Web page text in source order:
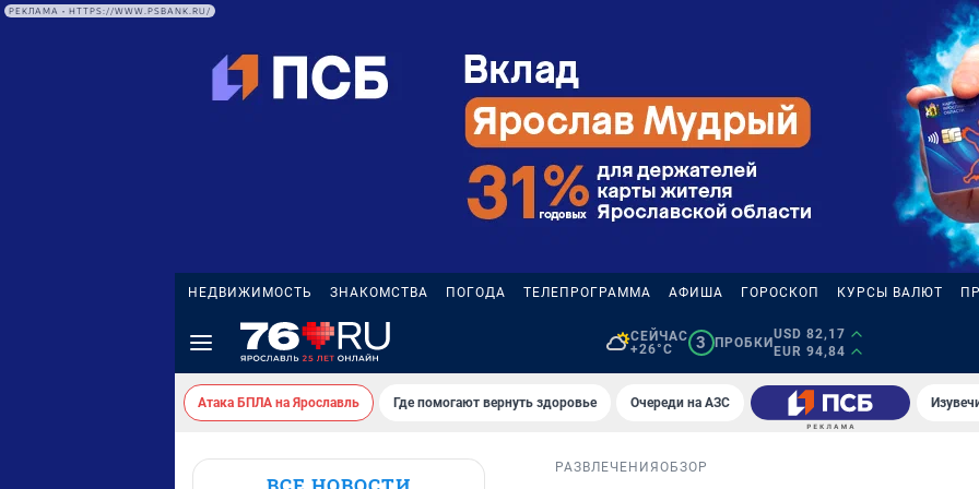
РЕКЛАМА • HTTPS://WWW.PSBANK.RU/
НЕДВИЖИМОСТЬ ЗНАКОМСТВА ПОГОДА ТЕЛЕПРОГРАММА АФИША ГОРОСКОП КУРСЫ ВАЛЮТ
СЕЙЧАС
+26°C
3 ПРОБКИ
USD 82,17
EUR 94,84
Атака БПЛА на Ярославль Где помогают вернуть здоровье Очереди на АЗС
РАЗВЛЕЧЕНИЯ ОБЗОР